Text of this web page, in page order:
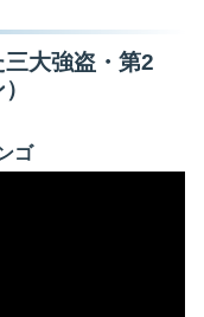
大強盗・第2
ゴ